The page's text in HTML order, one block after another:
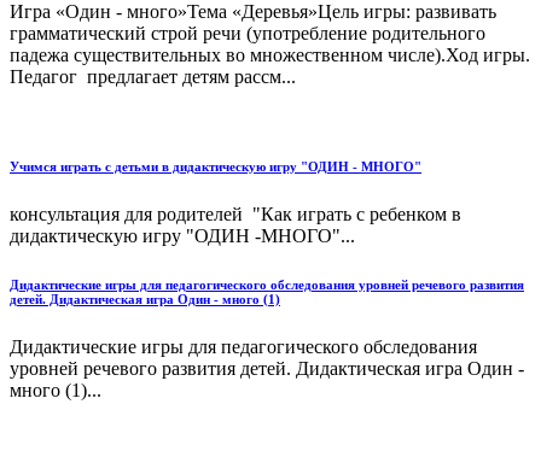
Игра «Один - много»Тема «Деревья»Цель игры: развивать
грамматический строй речи (употребление родительного
падежа существительных во множественном числе).Ход игры.
Педагог предлагает детям рассм...
Учимся играть с детьми в дидактическую игру "ОДИН - МНОГО"
консультация для родителей "Как играть с ребенком в
дидактическую игру "ОДИН -МНОГО"...
Дидактические игры для педагогического обследования уровней речевого развития
детей. Дидактическая игра Один - много (1)
Дидактические игры для педагогического обследования
уровней речевого развития детей. Дидактическая игра Один -
много (1)...